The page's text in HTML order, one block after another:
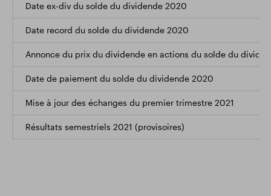
Date ex-div du solde du dividende 2020
Date record du solde du dividende 2020
Annonce du prix du dividende en actions du solde du
Date de paiement du solde du dividende 2020
Mise à jour des échanges du premier trimestre 2021
Résultats semestriels 2021 (provisoires)